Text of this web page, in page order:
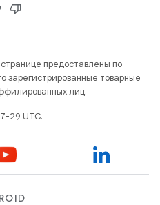
предоставлены по
зарегистрированные товарные
лиц.
29 UTC.